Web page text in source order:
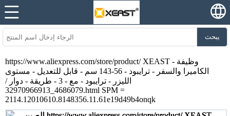
يبحث
https://www.aliexpress.com/store/product/ XEAST - وظيفة
الكاميرا والسفر - ترايبود - 56-143 سم - قابل للتعديل - مستوى
الليزر - ترايبود - مع - 3 - طريقة - دوار /
4686079_32970966913.html SPM =
2114.12010610.8148356.11.61e19d49b4onqk